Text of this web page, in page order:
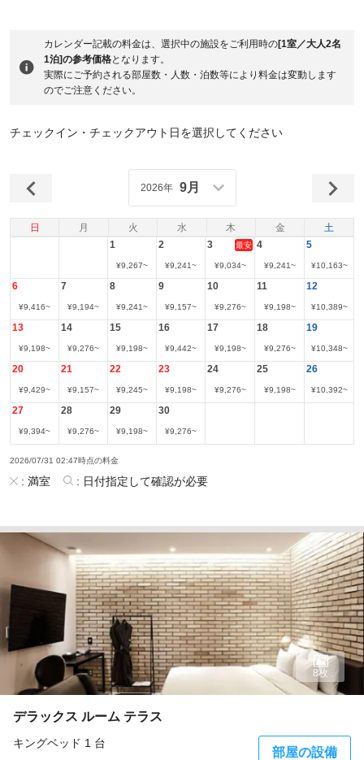
カレンダー記載の料金は、選択中の施設をご利用時の[1室／大人2名
1泊]の参考価格となります。
実際にご予約される部屋数・人数・泊数等により料金は変動します
のでご注意ください。
チェックイン・チェックアウト日を選択してください
日 月 火 水 木 金 土
2026年 9月
1
¥9,267~
2
¥9,241~
3 最安
¥9,034~
4
¥9,241~
5
¥10,163~
6
¥9,416~
7
¥9,194~
8
¥9,241~
9
¥9,157~
10
¥9,276~
11
¥9,198~
12
¥10,389~
13
¥9,198~
14
¥9,276~
15
¥9,198~
16
¥9,442~
17
¥9,198~
18
¥9,276~
19
¥10,348~
20
¥9,429~
21
¥9,157~
22
¥9,245~
23
¥9,198~
24
¥9,276~
25
¥9,198~
26
¥10,392~
27
¥9,394~
28
¥9,276~
29
¥9,198~
30
¥9,276~
2026/07/31 02:47時点の料金
: 満室 : 日付指定して確認が必要
デラックス ルーム テラス
キングベッド 1 台
部屋の設備
8枚